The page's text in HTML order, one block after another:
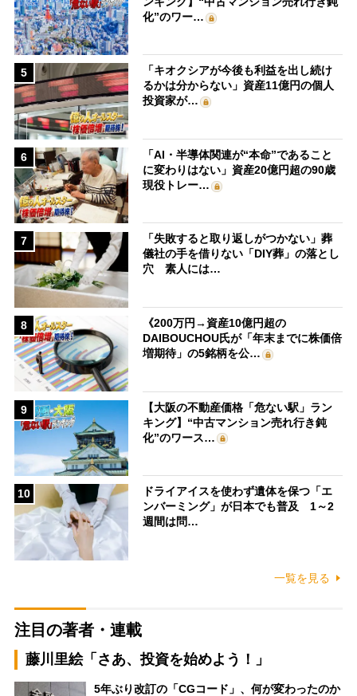
化”のワー…
5
「キオクシアが今後も利益を出し続け
るかは分からない」資産11億円の個人
投資家が…
6
「AI・半導体関連が“本命”であること
に変わりはない」資産20億円超の90歳
現役トレー…
7
「失敗すると取り返しがつかない」葬
儀社の手を借りない「DIY葬」の落とし
穴 素人には…
8
《200万円→資産10億円超の
DAIBOUCHOU氏が「年末までに株価倍
増期待」の5銘柄を公…
9
【大阪の不動産価格「危ない駅」ラン
キング】“中古マンション売れ行き鈍
化”のワース…
10
ドライアイスを使わず遺体を保つ「エ
ンバーミング」が日本でも普及 1～2
週間は問…
一覧を見る
注目の著者・連載
藤川里絵「さあ、投資を始めよう！」
5年ぶり改訂の「CGコード」、何が変わったのか